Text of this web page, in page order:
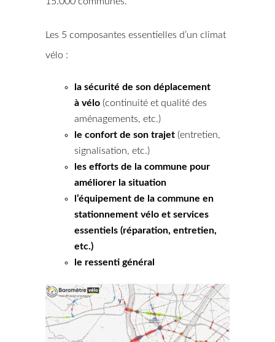
Les 5 composantes essentielles d’un climat
vélo :
la sécurité de son déplacement
à vélo (continuité et qualité des
aménagements, etc.)
le confort de son trajet (entretien,
signalisation, etc.)
les efforts de la commune pour
améliorer la situation
l’équipement de la commune en
stationnement vélo et services
essentiels (réparation, entretien,
etc.)
le ressenti général